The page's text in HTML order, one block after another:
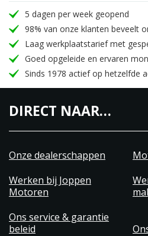
5 dagen per week geopend
98% van onze klanten beveelt
Laag werkplaatstarief met
Goed opgeleide en ervaren
Sinds 1978 actief op hetzelfde
DIRECT NAAR…
Onze dealerschappen
Werken bij Joppen
Motoren
Ons service & garantie
beleid